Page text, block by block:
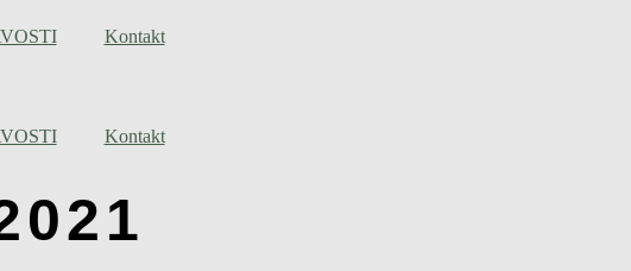
Kontakt
Kontakt